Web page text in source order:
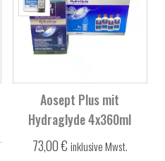
Aosept Plus mit
Hydraglyde 4x360ml
73,00€ inklusive Mwst.